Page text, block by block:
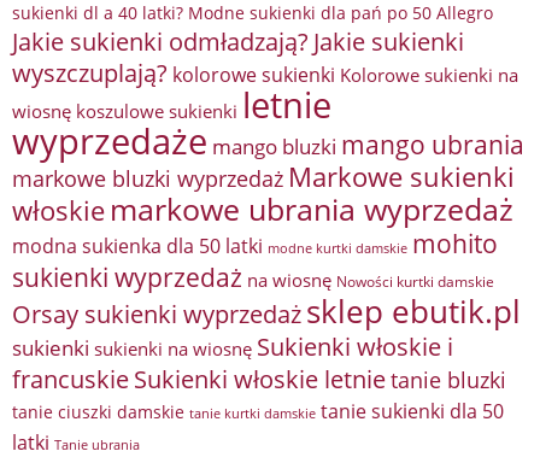
sukienki dl a 40 latki? Modne sukienki dla pań po 50 Allegro
Jakie sukienki odmładzają? Jakie sukienki
wyszczuplają? kolorowe sukienki Kolorowe sukienki na
wiosnę koszulowe sukienki letnie
wyprzedaże mango bluzki mango ubrania
markowe bluzki wyprzedaż Markowe sukienki
włoskie markowe ubrania wyprzedaż
modna sukienka dla 50 latki modne kurtki damskie mohito
sukienki wyprzedaż na wiosnę Nowości kurtki damskie
Orsay sukienki wyprzedażsklep ebutik.pl
sukienki sukienki na wiosnę Sukienki włoskie i
francuskieSukienki włoskie letnietanie bluzki
tanie ciuszki damskie tanie kurtki damskie tanie sukienki dla 50
latki Tanie ubrania